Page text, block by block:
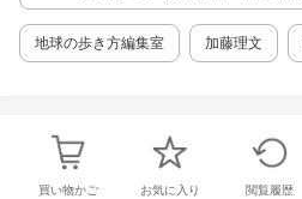
地球の歩き方編集室 加藤理文
買い物かご お気に入り 閲覧履歴